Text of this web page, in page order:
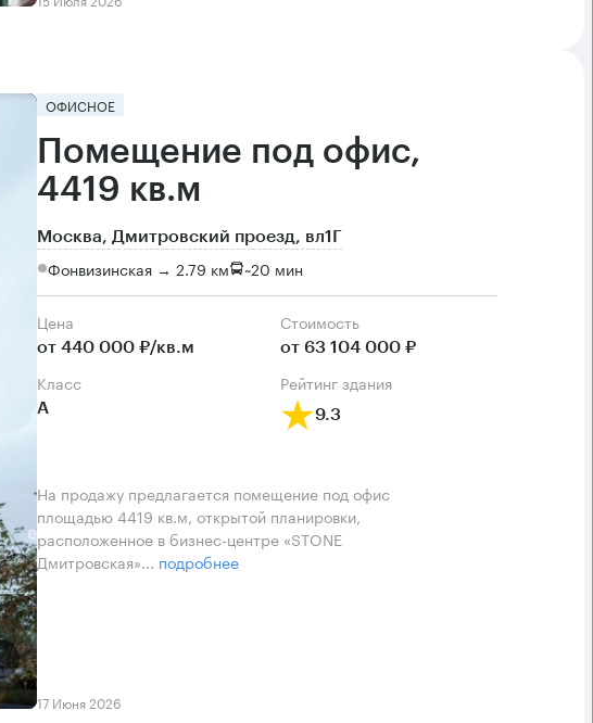
ОФИСНОЕ
Помещение под офис,
4419 кв.м
Москва, Дмитровский проезд, вл1Г
Фонвизинская → 2.79 км ~20 мин
Цена
от 440 000 ₽/кв.м
Cтоимость
от 63 104 000 ₽
класс
А
рейтинг здания
9.3
На продажу предлагается помещение под офис
площадью 4419 кв.м, открытой планировки,
расположенное в бизнес-центре «STONE
Дмитровская»... подробнее
17 Июня 2026